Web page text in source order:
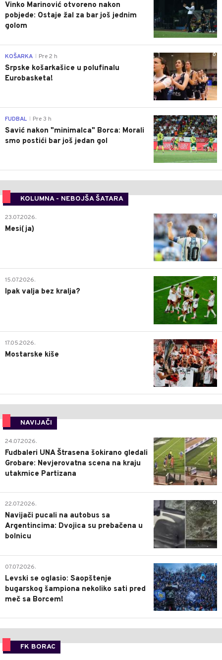
Vinko Marinović otvoreno nakon
pobjede: Ostaje žal za bar još jednim
golom
0
KOŠARKA Pre 2 h
Srpske košarkašice u polufinalu
Eurobasketa!
0
FUDBAL Pre 3 h
Savić nakon "minimalca" Borca: Morali
smo postići bar još jedan gol
KOLUMNA - NEBOJŠA ŠATARA
0
23.07.2026.
Mesi(ja)
2
15.07.2026.
Ipak valja bez kralja?
0
17.05.2026.
Mostarske kiše
NAVIJAČI
0
24.07.2026.
Fudbaleri UNA Štrasena šokirano gledali
Grobare: Nevjerovatna scena na kraju
utakmice Partizana
0
22.07.2026.
Navijači pucali na autobus sa
Argentincima: Dvojica su prebačena u
bolnicu
1
07.07.2026.
Levski se oglasio: Saopštenje
bugarskog šampiona nekoliko sati pred
meč sa Borcem!
FK BORAC